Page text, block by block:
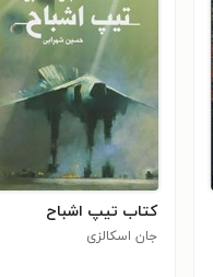
کتاب تیپ اشباح
جان اسکالزی